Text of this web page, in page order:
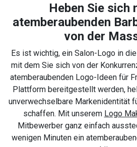
Heben Sie sich
atemberaubenden
von der
Es ist wichtig, ein Salon-Logo in
mit dem Sie sich von der
atemberaubenden Logo-Ideen für
Plattform bereitgestellt werden,
unverwechselbare Markenidentität
schaffen. Mit unserem Logo
Mitbewerber ganz einfach
wenigen Minuten ein